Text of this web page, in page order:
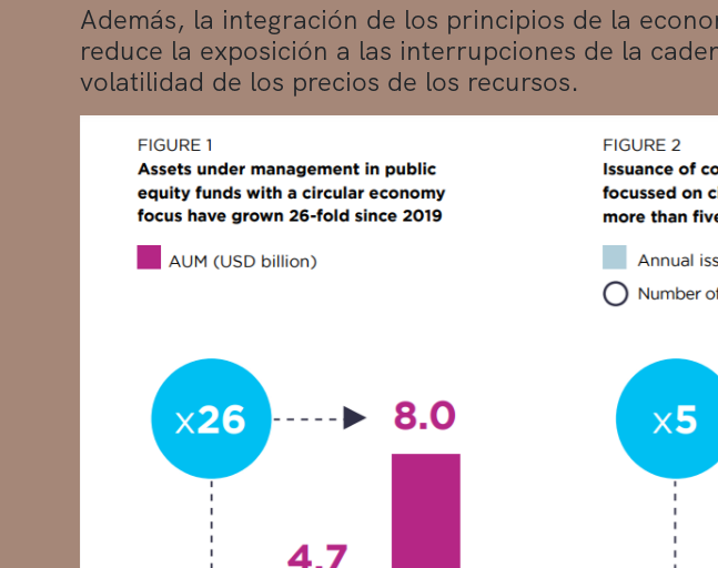
Además, la integración de los principios de la
reduce la exposición a las interrupciones de la
volatilidad de los precios de los recursos.